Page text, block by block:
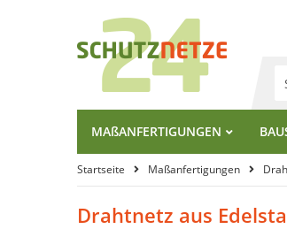
MAßANFERTIGUNGEN
Startseite Maßanfertigungen
Drahtnetz aus